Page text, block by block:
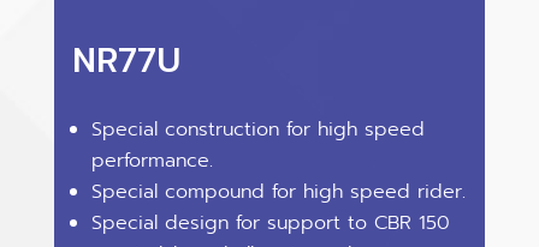
NR77U
Special construction for high speed
performance.
Special compound for high speed rider.
Special design for support to CBR 150